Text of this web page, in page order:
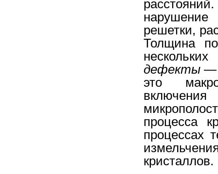
решетки,
Толщина
дефекты —
это
процесса
процессах
кристаллов.